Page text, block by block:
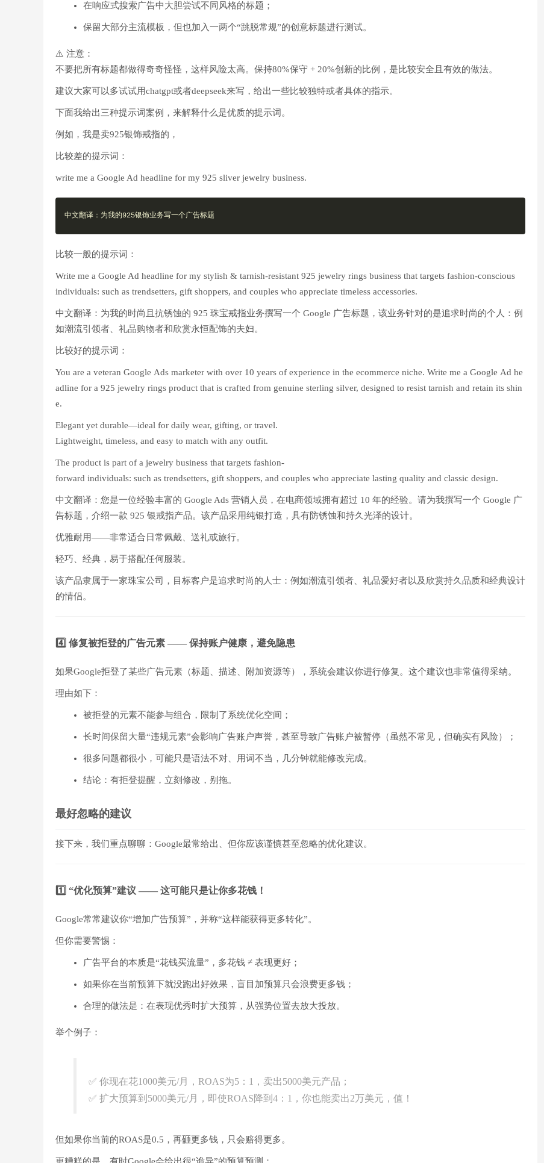
在响应式搜索广告中大胆尝试不同风格的标题；
保留大部分主流模板，但也加入一两个“跳脱常规”的创意标题进行测试。
⚠️ 注意：
不要把所有标题都做得奇奇怪怪，这样风险太高。保持80%保守 + 20%创新的比例，是比较安全且有效的做法。
建议大家可以多试试用chatgpt或者deepseek来写，给出一些比较独特或者具体的指示。
下面我给出三种提示词案例，来解释什么是优质的提示词。
例如，我是卖925银饰戒指的，
比较差的提示词：
write me a Google Ad headline for my 925 sliver jewelry business.
中文翻译：为我的925银饰业务写一个广告标题
比较一般的提示词：
Write me a Google Ad headline for my stylish & tarnish-resistant 925 jewelry rings business that targets fashion-conscious
individuals: such as trendsetters, gift shoppers, and couples who appreciate timeless accessories.
中文翻译：为我的时尚且抗锈蚀的 925 珠宝戒指业务撰写一个 Google 广告标题，该业务针对的是追求时尚的个人：例
如潮流引领者、礼品购物者和欣赏永恒配饰的夫妇。
比较好的提示词：
You are a veteran Google Ads marketer with over 10 years of experience in the ecommerce niche. Write me a Google Ad he
adline for a 925 jewelry rings product that is crafted from genuine sterling silver, designed to resist tarnish and retain its shin
e.
Elegant yet durable—ideal for daily wear, gifting, or travel.
Lightweight, timeless, and easy to match with any outfit.
The product is part of a jewelry business that targets fashion-
forward individuals: such as trendsetters, gift shoppers, and couples who appreciate lasting quality and classic design.
中文翻译：您是一位经验丰富的 Google Ads 营销人员，在电商领域拥有超过 10 年的经验。请为我撰写一个 Google 广
告标题，介绍一款 925 银戒指产品。该产品采用纯银打造，具有防锈蚀和持久光泽的设计。
优雅耐用——非常适合日常佩戴、送礼或旅行。
轻巧、经典，易于搭配任何服装。
该产品隶属于一家珠宝公司，目标客户是追求时尚的人士：例如潮流引领者、礼品爱好者以及欣赏持久品质和经典设计
的情侣。
4️⃣ 修复被拒登的广告元素 —— 保持账户健康，避免隐患
如果Google拒登了某些广告元素（标题、描述、附加资源等），系统会建议你进行修复。这个建议也非常值得采纳。
理由如下：
被拒登的元素不能参与组合，限制了系统优化空间；
长时间保留大量“违规元素”会影响广告账户声誉，甚至导致广告账户被暂停（虽然不常见，但确实有风险）；
很多问题都很小，可能只是语法不对、用词不当，几分钟就能修改完成。
结论：有拒登提醒，立刻修改，别拖。
最好忽略的建议
接下来，我们重点聊聊：Google最常给出、但你应该谨慎甚至忽略的优化建议。
1️⃣ “优化预算”建议 —— 这可能只是让你多花钱！
Google常常建议你“增加广告预算”，并称“这样能获得更多转化”。
但你需要警惕：
广告平台的本质是“花钱买流量”，多花钱 ≠ 表现更好；
如果你在当前预算下就没跑出好效果，盲目加预算只会浪费更多钱；
合理的做法是：在表现优秀时扩大预算，从强势位置去放大投放。
举个例子：
✅ 你现在花1000美元/月，ROAS为5：1，卖出5000美元产品；
✅ 扩大预算到5000美元/月，即使ROAS降到4：1，你也能卖出2万美元，值！
但如果你当前的ROAS是0.5，再砸更多钱，只会赔得更多。